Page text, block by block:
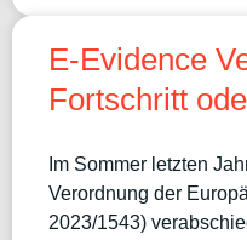
E-Evidence
Fortschritt
Im Sommer letzten
Verordnung der
2023/1543)